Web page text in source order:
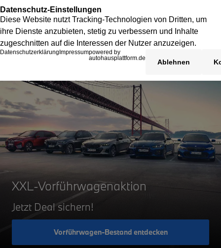
XXL-Vorführwagenaktion
Jetzt Deal sichern!
Vorführwagen-Bestand entdecken